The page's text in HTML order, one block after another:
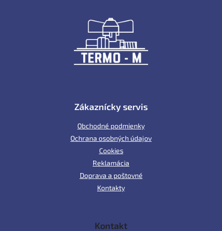
Zákaznícky servis
Obchodné podmienky
Ochrana osobných údajov
Cookies
Reklamácia
Doprava a poštovné
Kontakty
Kontakt